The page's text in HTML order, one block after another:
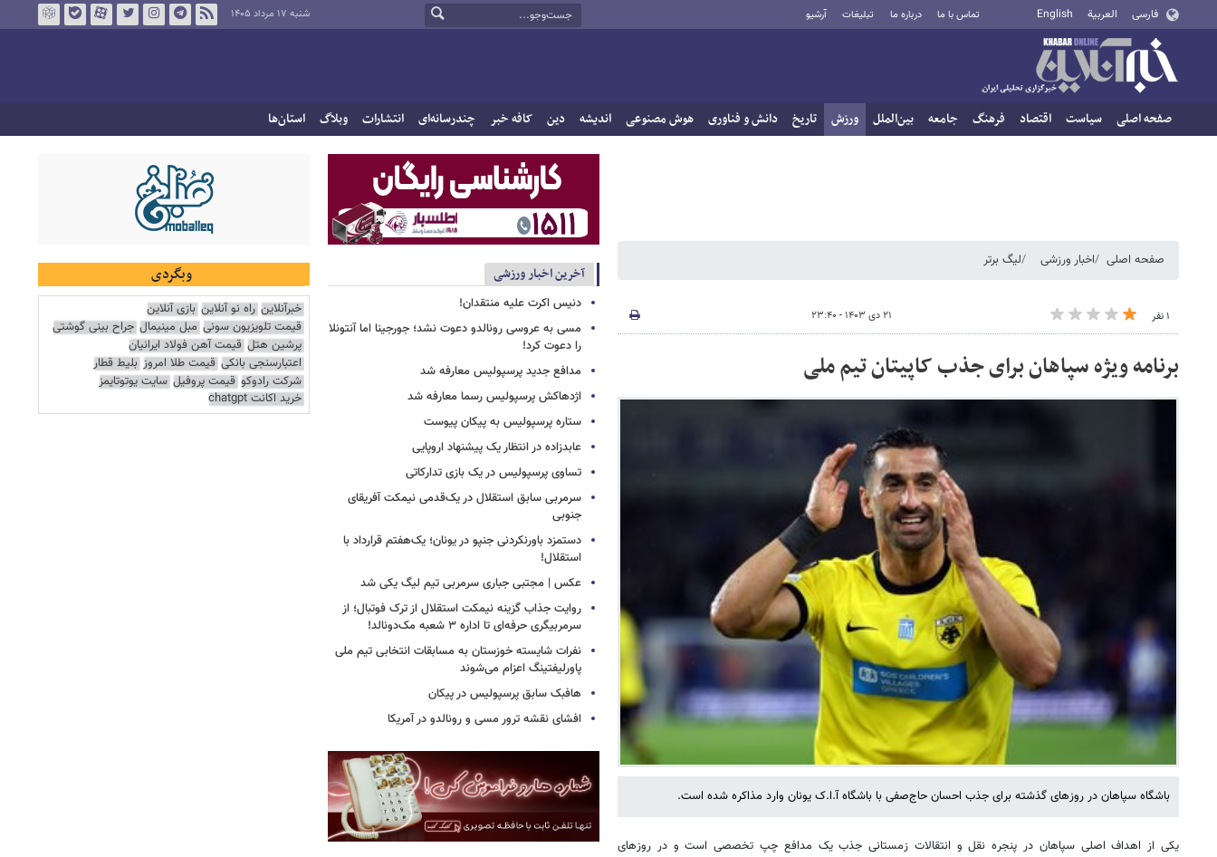
فارسی العربية English تماس با ما درباره ما تبلیغات آرشیو شنبه ۱۷ مرداد ۱۴۰۵
صفحه اصلی سیاست اقتصاد فرهنگ جامعه بین‌الملل ورزش تاریخ دانش و فناوری هوش مصنوعی اندیشه دین کافه خبر چندرسانه‌ای انتشارات وبلاگ استان‌ها
صفحه اصلی اخبار ورزشی لیگ برتر
۱ نفر ۲۱ دی ۱۴۰۳ - ۲۳:۴۰
برنامه ویژه سپاهان برای جذب کاپیتان تیم ملی
باشگاه سپاهان در روزهای گذشته برای جذب احسان حاج‌صفی با باشگاه آ.ا.ک یونان وارد مذاکره شده است.
یکی از اهداف اصلی سپاهان در پنجره نقل و انتقالات زمستانی جذب یک مدافع چپ تخصصی است و در روزهای
آخرین اخبار ورزشی
دنیس اکرت علیه منتقدان!
مسی به عروسی رونالدو دعوت نشد؛ جورجینا اما آنتونلا
را دعوت کرد!
مدافع جدید پرسپولیس معارفه شد
اژدهاکش پرسپولیس رسما معارفه شد
ستاره پرسپولیس به پیکان پیوست
عابدزاده در انتظار یک پیشنهاد اروپایی
تساوی پرسپولیس در یک بازی تدارکاتی
سرمربی سابق استقلال در یک‌قدمی نیمکت آفریقای
جنوبی
دستمزد باورنکردنی جنپو در یونان؛ یک‌هفتم قرارداد با
استقلال!
عکس | مجتبی جباری سرمربی تیم لیگ یکی شد
روایت جذاب گزینه نیمکت استقلال از ترک فوتبال؛ از
سرمربیگری حرفه‌ای تا اداره ۳ شعبه مک‌دونالد!
نفرات شایسته خوزستان به مسابقات انتخابی تیم ملی
پاورلیفتینگ اعزام می‌شوند
هافبک سابق پرسپولیس در پیکان
افشای نقشه ترور مسی و رونالدو در آمریکا
وبگردی
خبرآنلاین راه نو آنلاین بازی آنلاین
قیمت تلویزیون سونی مبل مینیمال جراح بینی گوشتی
پرشین هتل قیمت آهن فولاد ایرانیان
اعتبارسنجی بانکی قیمت طلا امروز بلیط قطار
شرکت رادوکو قیمت پروفیل سایت یوتوتایمز
خرید اکانت chatgpt